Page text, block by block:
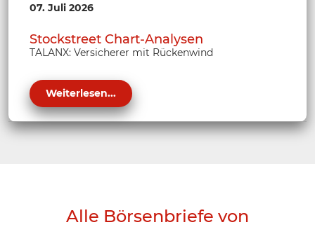
07. Juli 2026
Stockstreet Chart-Analysen
TALANX: Versicherer mit Rückenwind
Weiterlesen...
Alle Börsenbriefe von